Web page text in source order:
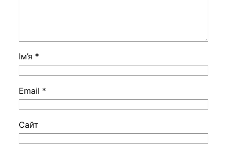
Ім’я *
Email *
Сайт